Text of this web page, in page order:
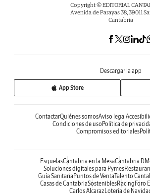
Copyright © EDITORIAL
Avenida de Parayas 38, 39011
Cantabria
Descargar la app
App Store
ContactarQuiénes somosAviso legal
Condiciones de usoPolítica de
Compromisos editoriales
EsquelasCantabria en la MesaCantabria
Soluciones digitales para Pymes
Guía SanitariaPuntos de VentaTalento
Casas de CantabriaSosteniblesRacingForo
Carlos AlcarazLotería de